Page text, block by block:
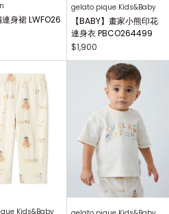
身裙 LWFO26
gelato pique Kids&Baby
【BABY】畫家小熊印花
連身衣 PBCO264499
$1,900
Kids&Baby